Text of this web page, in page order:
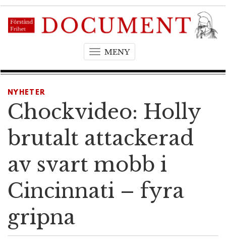
MENYT
g
e
a
g
n
NYHETER
Chockvideo: Holly
brutalt attackerad
av svart mobb i
Cincinnati – fyra
gripna